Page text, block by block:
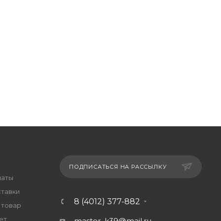
ПОДПИСАТЬСЯ НА РАССЫЛКУ
8 (4012) 377-882